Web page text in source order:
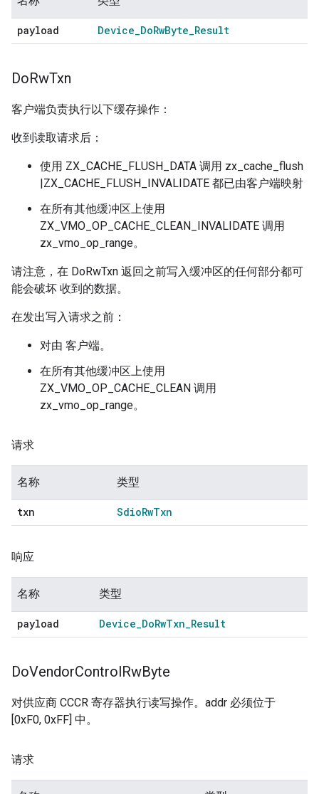
payload Device_DoRwByte_Result
DoRwTxn
客户端负责执行以下缓存操作：
收到读取请求后：
使用 ZX_CACHE_FLUSH_DATA 调用 zx_cache_flush
|ZX_CACHE_FLUSH_INVALIDATE 都已由客户端映射
在所有其他缓冲区上使用
ZX_VMO_OP_CACHE_CLEAN_INVALIDATE 调用
zx_vmo_op_range。
请注意，在 DoRwTxn 返回之前写入缓冲区的任何部分都可
能会破坏 收到的数据。
在发出写入请求之前：
对由 客户端。
在所有其他缓冲区上使用
ZX_VMO_OP_CACHE_CLEAN 调用
zx_vmo_op_range。
请求
名称 类型
txn SdioRwTxn
响应
名称 类型
payload Device_DoRwTxn_Result
DoVendorControlRwByte
对供应商 CCCR 寄存器执行读写操作。addr 必须位于
[0xF0, 0xFF] 中。
请求